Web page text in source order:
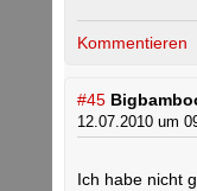
Kommentieren
#45
12.07.2010 um
Ich habe nicht